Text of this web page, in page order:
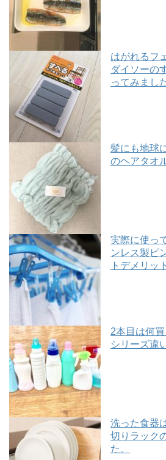
はがれるフ
ダイソーの
ってみまし
髪にも地球
のヘアタオ
実際に使っ
ンレス製ピ
トデメリット
2本目は何
シリーズ違
洗った食器
切りラック
た。